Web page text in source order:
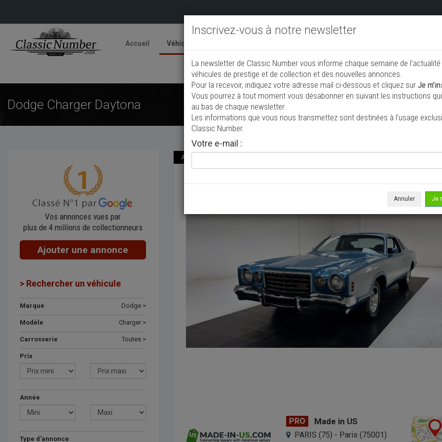
Accueil Véhicules
Ajouter une annonce
Dodge Charger Daytona
Vos annonces vues par
plus de 4 millions de collectionneurs
Ajouter une annonce
> Rechercher un véhicule
Marque Dodge >
Modèle Charger >
Carrosserie Toutes >
Prix
Année
Type d'annonce
Annonce actualisée le 02/08/2026 ( il y a 6 jours )
Dodge Charger Daytona
PRO Made in US
PARIS (75) - Paris (75001)
Inscrivez-vous à notre newsletter
La newsletter de Classic Number vous informe chaque semaine de
véhicules de prestige et de collection et des nouvelles annonces.
Pour la recevoir, indiquez votre adresse mail ci-dessous et cliquez sur Je
Vous pourrez à tout moment vous désabonner en suivant les instructions
au bas de chaque newsletter.
Les informations que vous nous transmettez sont destinées à l’usage
Classic Number.
Votre e-mail :
Annuler Je